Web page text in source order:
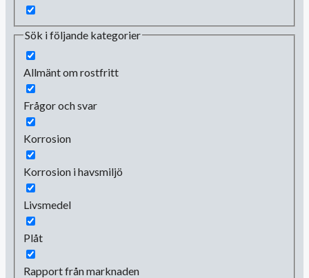
Sök i följande kategorier
Allmänt om rostfritt
Frågor och svar
Korrosion
Korrosion i havsmiljö
Livsmedel
Plåt
Rapport från marknaden